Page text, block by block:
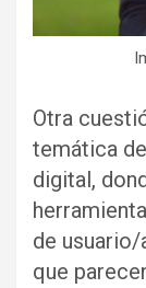
Otra
temática
digital,
de
que